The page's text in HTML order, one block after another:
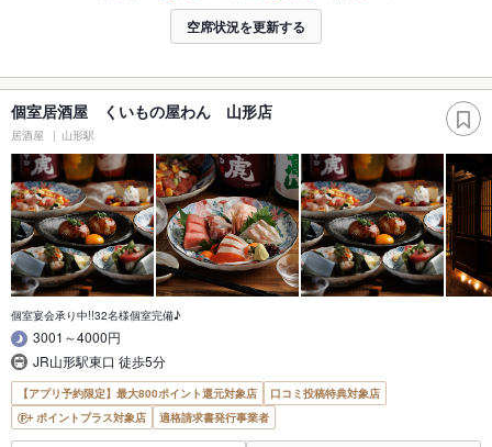
空席状況を更新する
個室居酒屋 くいもの屋わん 山形店
居酒屋 山形駅
個室宴会承り中!!32名様個室完備♪
3001～4000円
JR山形駅東口 徒歩5分
【アプリ予約限定】最大800ポイント還元対象店
口コミ投稿特典対象店
ポイントプラス対象店
適格請求書発行事業者